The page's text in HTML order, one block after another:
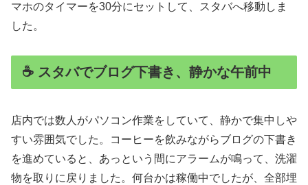
マホのタイマーを30分にセットして、スタバへ移動しま
した。
☕ スタバでブログ下書き、静かな午前中
店内では数人がパソコン作業をしていて、静かで集中しや
すい雰囲気でした。コーヒーを飲みながらブログの下書き
を進めていると、あっという間にアラームが鳴って、洗濯
物を取りに戻りました。何台かは稼働中でしたが、全部埋